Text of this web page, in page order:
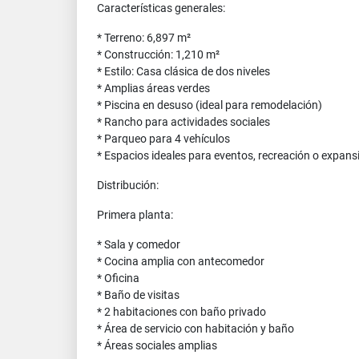
Características generales:
* Terreno: 6,897 m²
* Construcción: 1,210 m²
* Estilo: Casa clásica de dos niveles
* Amplias áreas verdes
* Piscina en desuso (ideal para remodelación)
* Rancho para actividades sociales
* Parqueo para 4 vehículos
* Espacios ideales para eventos, recreación o
Distribución:
Primera planta:
* Sala y comedor
* Cocina amplia con antecomedor
* Oficina
* Baño de visitas
* 2 habitaciones con baño privado
* Área de servicio con habitación y baño
* Áreas sociales amplias